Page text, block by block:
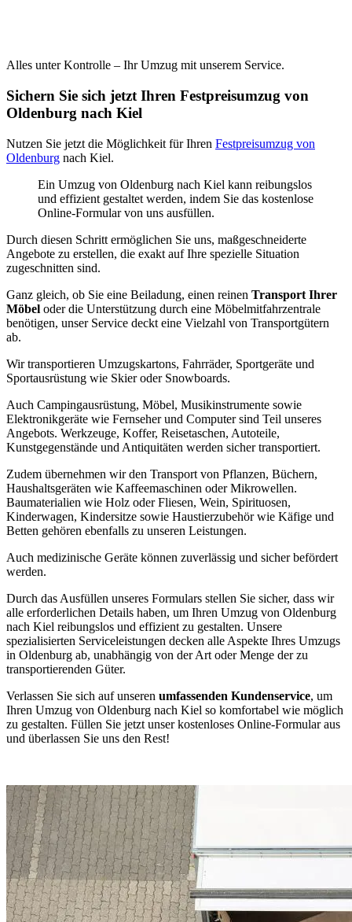
Alles unter Kontrolle – Ihr Umzug mit unserem Service.
Sichern Sie sich jetzt Ihren Festpreisumzug von
Oldenburg nach Kiel
Nutzen Sie jetzt die Möglichkeit für Ihren Festpreisumzug von
Oldenburg nach Kiel.
Ein Umzug von Oldenburg nach Kiel kann reibungslos
und effizient gestaltet werden, indem Sie das kostenlose
Online-Formular von uns ausfüllen.
Durch diesen Schritt ermöglichen Sie uns, maßgeschneiderte
Angebote zu erstellen, die exakt auf Ihre spezielle Situation
zugeschnitten sind.
Ganz gleich, ob Sie eine Beiladung, einen reinen Transport Ihrer
Möbel oder die Unterstützung durch eine Möbelmitfahrzentrale
benötigen, unser Service deckt eine Vielzahl von Transportgütern
ab.
Wir transportieren Umzugskartons, Fahrräder, Sportgeräte und
Sportausrüstung wie Skier oder Snowboards.
Auch Campingausrüstung, Möbel, Musikinstrumente sowie
Elektronikgeräte wie Fernseher und Computer sind Teil unseres
Angebots. Werkzeuge, Koffer, Reisetaschen, Autoteile,
Kunstgegenstände und Antiquitäten werden sicher transportiert.
Zudem übernehmen wir den Transport von Pflanzen, Büchern,
Haushaltsgeräten wie Kaffeemaschinen oder Mikrowellen.
Baumaterialien wie Holz oder Fliesen, Wein, Spirituosen,
Kinderwagen, Kindersitze sowie Haustierzubehör wie Käfige und
Betten gehören ebenfalls zu unseren Leistungen.
Auch medizinische Geräte können zuverlässig und sicher befördert
werden.
Durch das Ausfüllen unseres Formulars stellen Sie sicher, dass wir
alle erforderlichen Details haben, um Ihren Umzug von Oldenburg
nach Kiel reibungslos und effizient zu gestalten. Unsere
spezialisierten Serviceleistungen decken alle Aspekte Ihres Umzugs
in Oldenburg ab, unabhängig von der Art oder Menge der zu
transportierenden Güter.
Verlassen Sie sich auf unseren umfassenden Kundenservice, um
Ihren Umzug von Oldenburg nach Kiel so komfortabel wie möglich
zu gestalten. Füllen Sie jetzt unser kostenloses Online-Formular aus
und überlassen Sie uns den Rest!